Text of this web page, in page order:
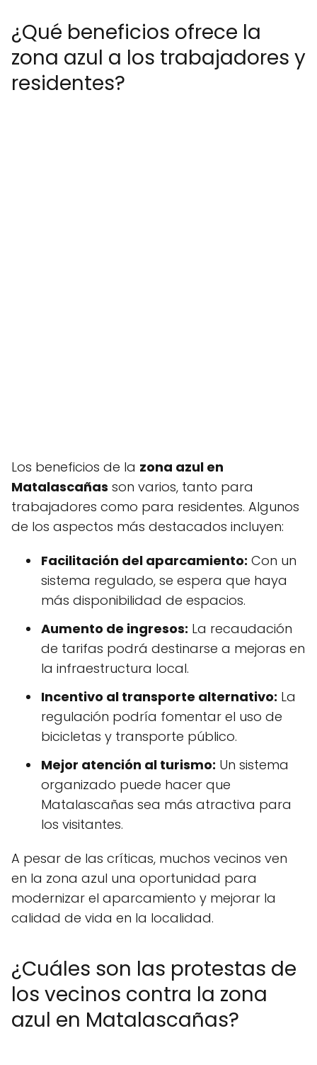
¿Qué beneficios ofrece la
zona azul a los trabajadores y
residentes?
Los beneficios de la zona azul en
Matalascañas son varios, tanto para
trabajadores como para residentes. Algunos
de los aspectos más destacados incluyen:
Facilitación del aparcamiento: Con un
sistema regulado, se espera que haya
más disponibilidad de espacios.
Aumento de ingresos: La recaudación
de tarifas podrá destinarse a mejoras en
la infraestructura local.
Incentivo al transporte alternativo: La
regulación podría fomentar el uso de
bicicletas y transporte público.
Mejor atención al turismo: Un sistema
organizado puede hacer que
Matalascañas sea más atractiva para
los visitantes.
A pesar de las críticas, muchos vecinos ven
en la zona azul una oportunidad para
modernizar el aparcamiento y mejorar la
calidad de vida en la localidad.
¿Cuáles son las protestas de
los vecinos contra la zona
azul en Matalascañas?